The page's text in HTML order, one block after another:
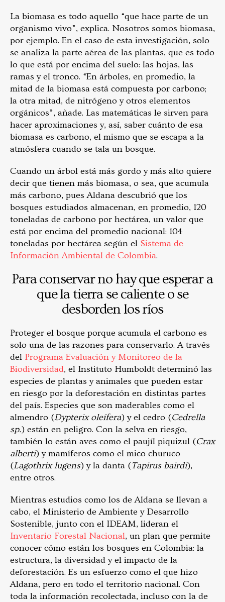
La biomasa es todo aquello “que hace parte de un
organismo vivo”, explica. Nosotros somos biomasa,
por ejemplo. En el caso de esta investigación, solo
se analiza la parte aérea de las plantas, que es todo
lo que está por encima del suelo: las hojas, las
ramas y el tronco. “En árboles, en promedio, la
mitad de la biomasa está compuesta por carbono;
la otra mitad, de nitrógeno y otros elementos
orgánicos”, añade. Las matemáticas le sirven para
hacer aproximaciones y, así, saber cuánto de esa
biomasa es carbono, el mismo que se escapa a la
atmósfera cuando se tala un bosque.
Cuando un árbol está más gordo y más alto quiere
decir que tienen más biomasa, o sea, que acumula
más carbono, pues Aldana descubrió que los
bosques estudiados almacenan, en promedio, 120
toneladas de carbono por hectárea, un valor que
está por encima del promedio nacional: 104
toneladas por hectárea según el Sistema de
Información Ambiental de Colombia.
Para conservar no hay que esperar a
que la tierra se caliente o se
desborden los ríos
Proteger el bosque porque acumula el carbono es
solo una de las razones para conservarlo. A través
del Programa Evaluación y Monitoreo de la
Biodiversidad, el Instituto Humboldt determinó las
especies de plantas y animales que pueden estar
en riesgo por la deforestación en distintas partes
del país. Especies que son maderables como el
almendro (Dypterix oleífera) y el cedro (Cedrella
sp.) están en peligro. Con la selva en riesgo,
también lo están aves como el paujíl piquizul (Crax
alberti) y mamíferos como el mico churuco
(Lagothrix lugens) y la danta (Tapirus bairdi),
entre otros.
Mientras estudios como los de Aldana se llevan a
cabo, el Ministerio de Ambiente y Desarrollo
Sostenible, junto con el IDEAM, lideran el
Inventario Forestal Nacional, un plan que permite
conocer cómo están los bosques en Colombia: la
estructura, la diversidad y el impacto de la
deforestación. Es un esfuerzo como el que hizo
Aldana, pero en todo el territorio nacional. Con
toda la información recolectada, incluso con la de